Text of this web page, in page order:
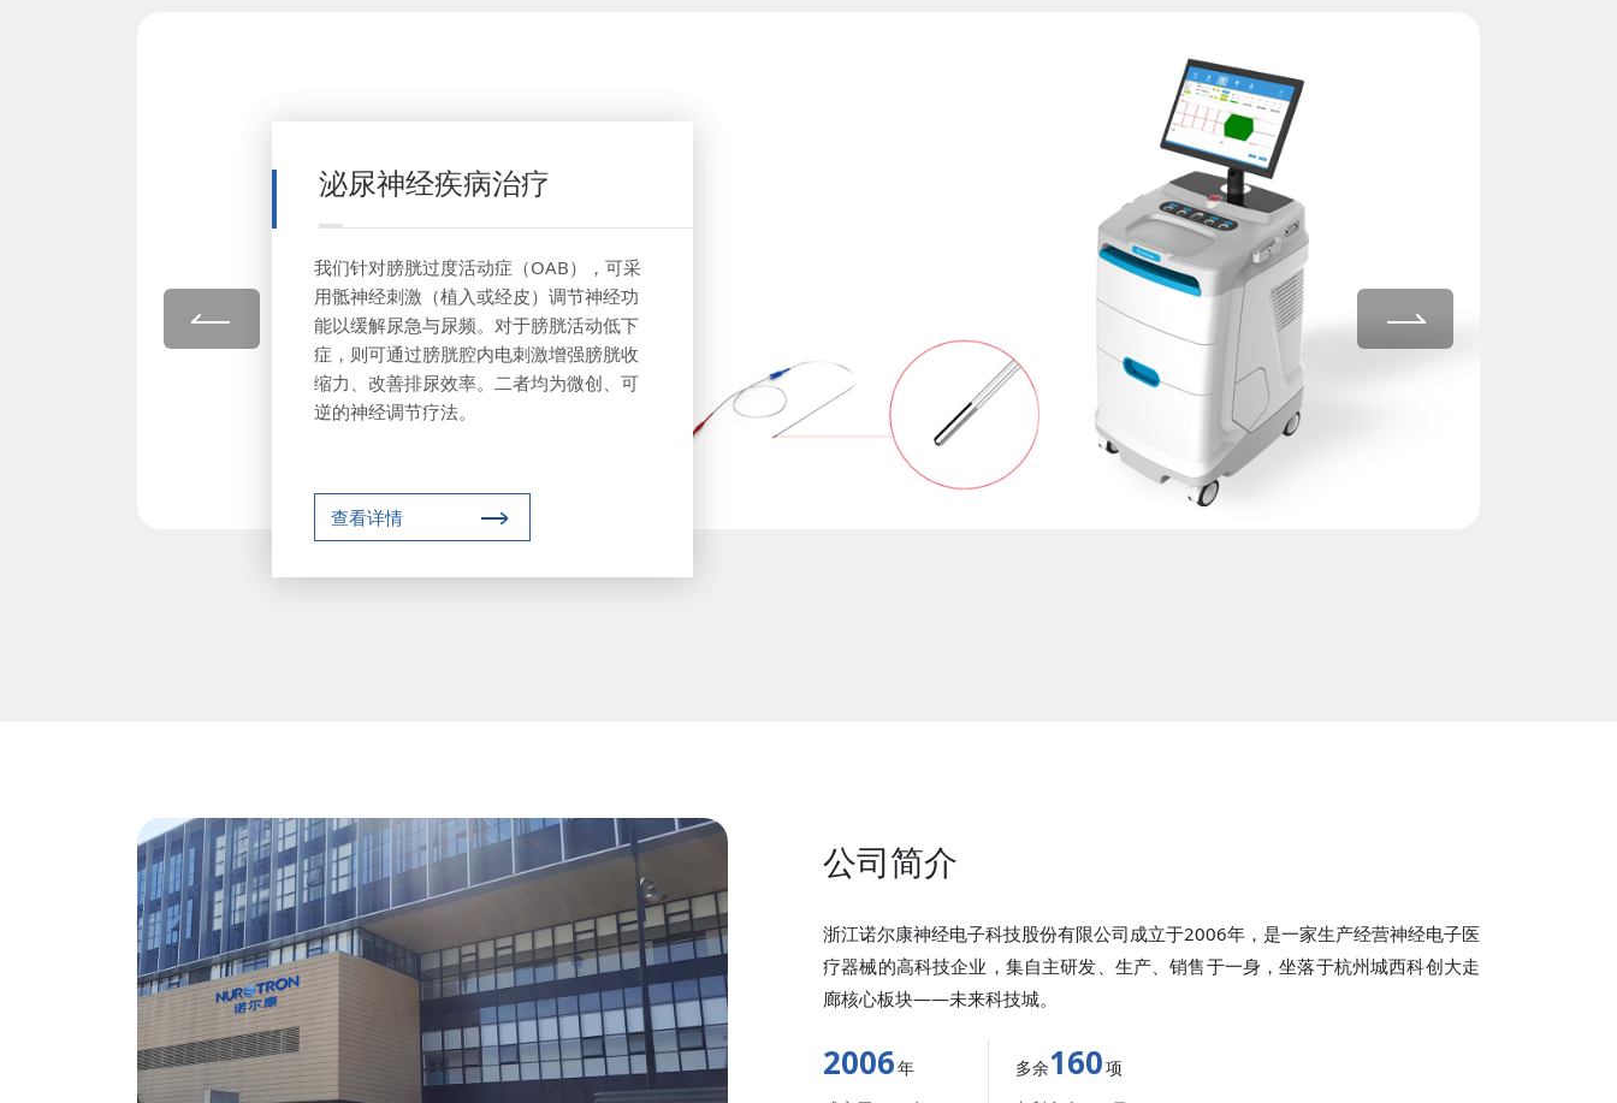
泌尿神经疾病治疗
我们针对膀胱过度活动症（OAB），可采
用骶神经刺激（植入或经皮）调节神经功
能以缓解尿急与尿频。对于膀胱活动低下
症，则可通过膀胱腔内电刺激增强膀胱收
缩力、改善排尿效率。二者均为微创、可
逆的神经调节疗法。
查看详情
公司简介
浙江诺尔康神经电子科技股份有限公司成立于2006年，是一家生产经营神经电子医
疗器械的高科技企业，集自主研发、生产、销售于一身，坐落于杭州城西科创大走
廊核心板块——未来科技城。
2006年
多余160项